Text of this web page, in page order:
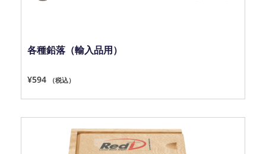
各種鉛落（輸入品用）
¥594 （税込）